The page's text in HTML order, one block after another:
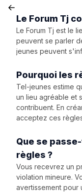
Le Forum Tj
Le Forum Tj est le
peuvent se parler
jeunes peuvent
Pourquoi les
Tel-jeunes estime
un lieu agréable et
contribuent. En
acceptez ces
Que se
règles ?
Vous recevrez un
violation mineure.
avertissement pour